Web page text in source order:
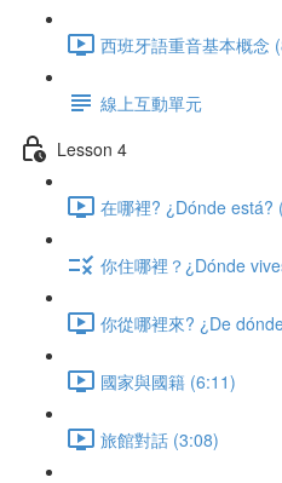
西班牙語重音基本概念
線上互動單元
Lesson 4
在哪裡? ¿Dónde está?
你住哪裡？¿Dónde
你從哪裡來? ¿De
國家與國籍 (6:11)
旅館對話 (3:08)